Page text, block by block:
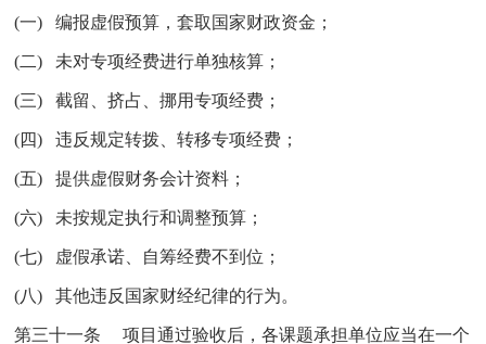
(一) 编报虚假预算，套取国家财政资金；
(二) 未对专项经费进行单独核算；
(三) 截留、挤占、挪用专项经费；
(四) 违反规定转拨、转移专项经费；
(五) 提供虚假财务会计资料；
(六) 未按规定执行和调整预算；
(七) 虚假承诺、自筹经费不到位；
(八) 其他违反国家财经纪律的行为。
第三十一条 项目通过验收后，各课题承担单位应当在一个